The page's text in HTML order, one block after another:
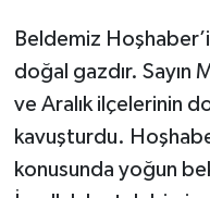
Beldemiz
doğal gazdır. Sayın
ve Aralık ilçelerinin
kavuşturdu.
konusunda yoğun